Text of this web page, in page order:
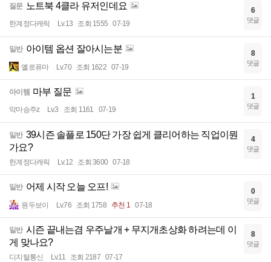
질문 노트북 4클라 유저인데요
한계정다캐릭 Lv.13 조회 1555 07-19
6
댓글
일반 아이템 옵션 잘아시는분
옐로퓨마 Lv.70 조회 1622 07-19
8
댓글
아이템 마부 질문
악마승주z Lv.3 조회 1161 07-19
1
댓글
일반 39시즌 솔플로 150단 가장 쉽게 클리어하는 직업이뭔
가요?
한계정다캐릭 Lv.12 조회 3600 07-18
4
댓글
일반 어제 시작 오늘 오프!
원두보이 Lv.76 조회 1758 추천 1 07-18
0
댓글
일반 시즌 끝내는겸 우주날개 + 무지개초상화 하려는데 이
게 맞나요?
디지털통신 Lv.11 조회 2187 07-17
8
댓글